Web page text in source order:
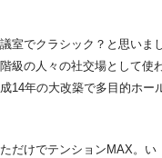
室でクラシック？と思いま
級の人々の社交場として使
14年の大改築で多目的ホー
だけでテンションMAX。い